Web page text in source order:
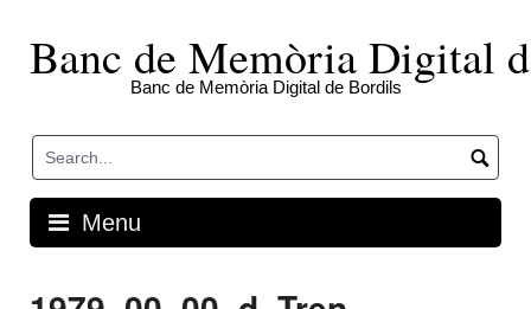
contentBanc de Memòria Digital
Banc de Memòria Digital de Bordils
Menu